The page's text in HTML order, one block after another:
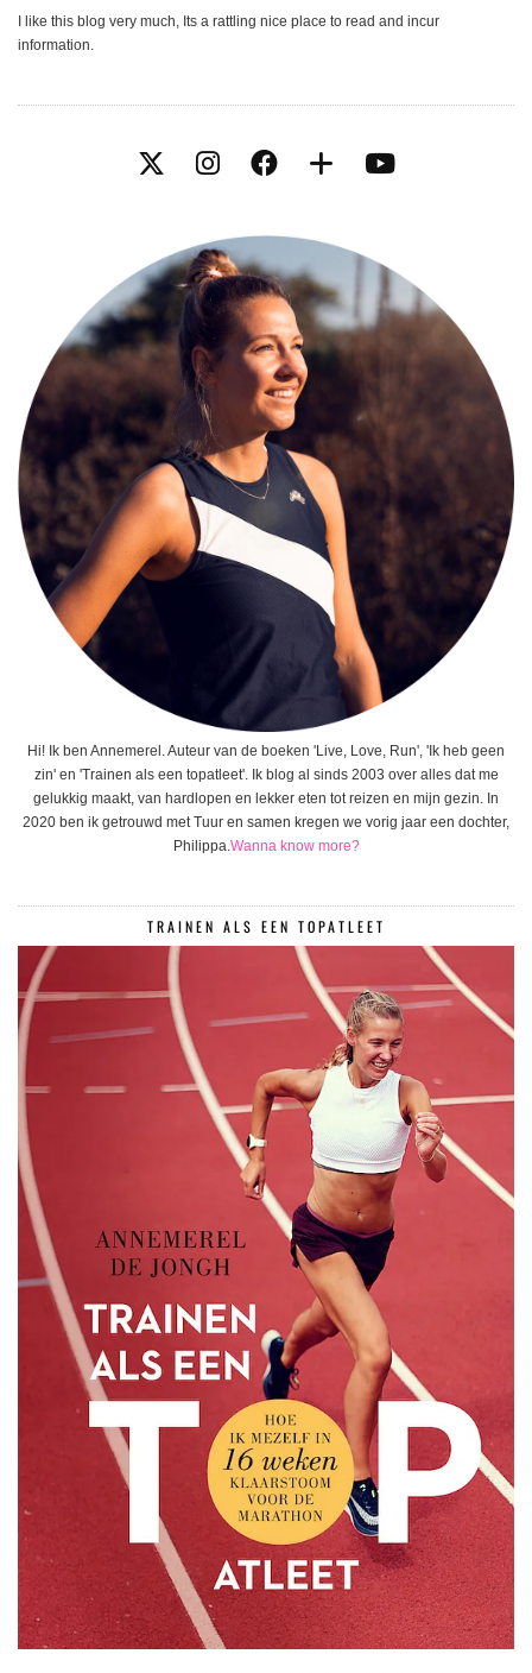
I like this blog very much, Its a rattling nice place to read and incur
information.
Hi! Ik ben Annemerel. Auteur van de boeken 'Live, Love, Run', 'Ik heb geen
zin' en 'Trainen als een topatleet'. Ik blog al sinds 2003 over alles dat me
gelukkig maakt, van hardlopen en lekker eten tot reizen en mijn gezin. In
2020 ben ik getrouwd met Tuur en samen kregen we vorig jaar een dochter,
Philippa.Wanna know more?
TRAINEN ALS EEN TOPATLEET